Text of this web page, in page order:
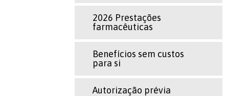
2026 Prestações
farmacêuticas
Benefícios sem custos
para si
Autorização prévia